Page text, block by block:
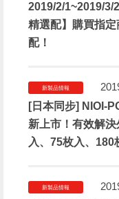
2019/2/1~2019/3/
精選配】購買指
配！
新製品情報
[日本同步] NIOI-
新上市！有效解
入、75枚入、180
新製品情報